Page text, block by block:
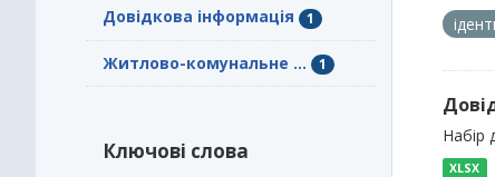
Довідкова інформація 1
Житлово-комунальне ... 1
Ключові слова
Набір
XLSX